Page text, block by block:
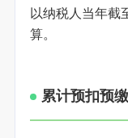
以纳税人当年截
算。
累计预扣预